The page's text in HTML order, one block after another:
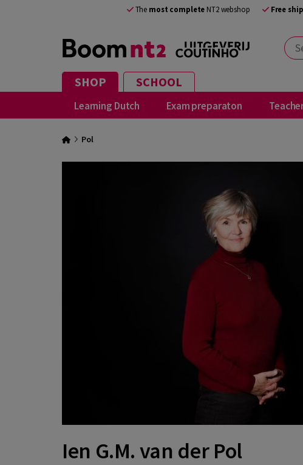
The most complete NT2 webshop Free
SHOP SCHOOL
Learning Dutch Exam preparaton
Pol
Ien G.M. van der Pol